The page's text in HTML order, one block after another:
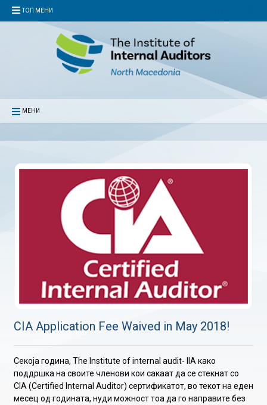
ТОП МЕНИ
МЕНИ
CIA Application Fee Waived in May 2018!
Секоја година, The Institute of internal audit- IIA како
поддршка на своите членови кои сакаат да се стекнат со
CIA (Certified Internal Auditor) сертификатот, во текот на еден
месец од годината, нуди можност тоа да го направите без